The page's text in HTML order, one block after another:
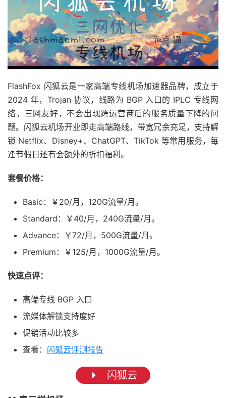
FlashFox 闪狐云是一家高端专线机场加速器品牌，成立于
2024 年，Trojan 协议，线路为 BGP 入口的 IPLC 专线网
络，三网友好，不会出现跨运营商后的服务质量下降的问
题。闪狐云机场开业即走高端路线，带宽冗余充足，支持解
锁 Netflix、Disney+、ChatGPT、TikTok 等常用服务，每
逢节假日还有会额外的折扣福利。
套餐价格：
Basic：￥20/月，120G流量/月。
Standard：￥40/月，240G流量/月。
Advance：￥72/月，500G流量/月。
Premium：￥125/月，1000G流量/月。
快速点评：
高端专线 BGP 入口
流媒体解锁支持度好
促销活动比较多
查看： 闪狐云评测报告
闪狐云